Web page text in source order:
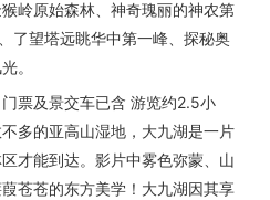
岭原始森林、神奇瑰丽的神农第
了望塔远眺华中第一峰、探秘奥
。
门票及景交车已含 游览约2.5小
多的亚高山湿地，大九湖是一片
才能到达。影片中雾色弥蒙、山
苍苍的东方美学！大九湖因其享